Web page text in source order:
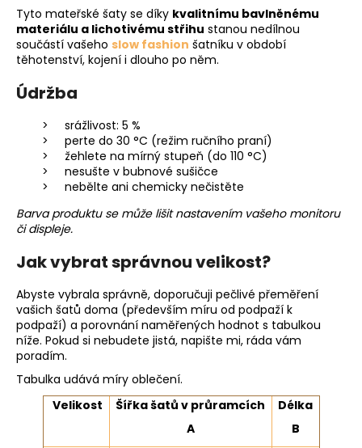
Tyto mateřské šaty se díky kvalitnímu bavlněnému
materiálu a lichotivému střihu stanou nedílnou
součástí vašeho slow fashion šatníku v období
těhotenství, kojení i dlouho po něm.
Údržba
srážlivost: 5 %
perte do 30 °C (režim ručního praní)
žehlete na mírný stupeň (do 110 °C)
nesušte v bubnové sušičce
nebělte ani chemicky nečistěte
Barva produktu se může lišit nastavením vašeho monitoru
či displeje.
Jak vybrat správnou velikost?
Abyste vybrala správně, doporučuji pečlivé přeměření
vašich šatů doma (především míru od podpaží k
podpaží) a porovnání naměřených hodnot s tabulkou
níže. Pokud si nebudete jistá, napište mi, ráda vám
poradím.
Tabulka udává míry oblečení.
Velikost
Šířka šatů v průramcích
A
Délka
B